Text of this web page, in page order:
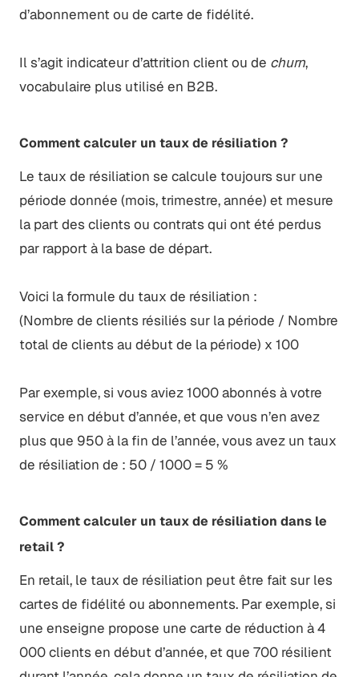
d’abonnement ou de carte de fidélité.
Il s’agit indicateur d’attrition client ou de churn,
vocabulaire plus utilisé en B2B.
Comment calculer un taux de résiliation ?
Le taux de résiliation se calcule toujours sur une
période donnée (mois, trimestre, année) et mesure
la part des clients ou contrats qui ont été perdus
par rapport à la base de départ.
Voici la formule du taux de résiliation :
(Nombre de clients résiliés sur la période / Nombre
total de clients au début de la période) x 100
Par exemple, si vous aviez 1000 abonnés à votre
service en début d’année, et que vous n’en avez
plus que 950 à la fin de l’année, vous avez un taux
de résiliation de : 50 / 1000 = 5 %
Comment calculer un taux de résiliation dans le
retail ?
En retail, le taux de résiliation peut être fait sur les
cartes de fidélité ou abonnements. Par exemple, si
une enseigne propose une carte de réduction à 4
000 clients en début d’année, et que 700 résilient